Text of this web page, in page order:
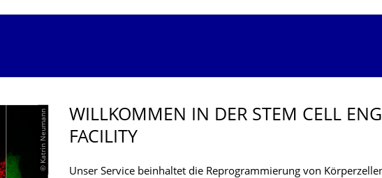
© Katrin Neumann
WILLKOMMEN IN DER STEM CELL
FACILITY
Unser Service beinhaltet die Reprogrammierung von